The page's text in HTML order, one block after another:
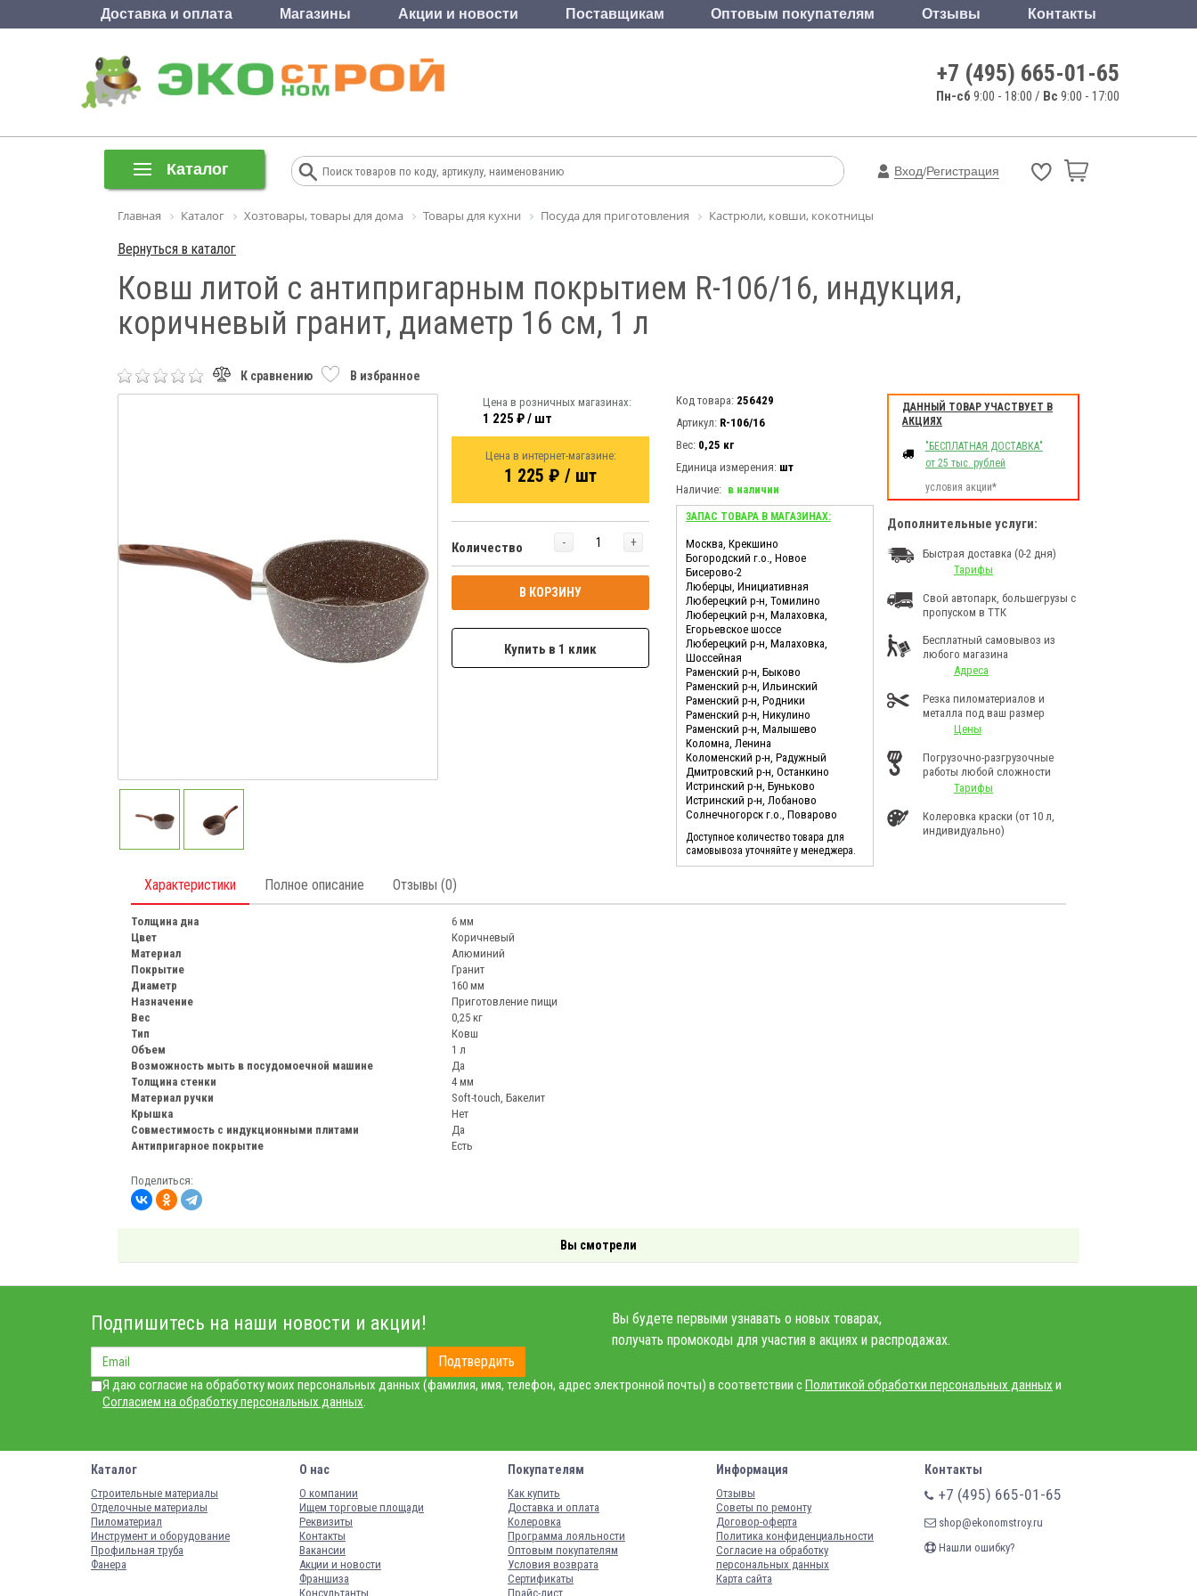
Доставка и оплата Магазины Акции и новости Поставщикам Оптовым покупателям Отзывы Контакты
+7 (495) 665-01-65
Пн-сб 9:00 - 18:00 / Вс 9:00 - 17:00
Каталог Вход/Регистрация
Главная Каталог Хозтовары, товары для дома Товары для кухни Посуда для приготовления Кастрюли, ковши, кокотницы
Вернуться в каталог
Ковш литой с антипригарным покрытием R-106/16, индукция,
коричневый гранит, диаметр 16 см, 1 л
К сравнению В избранное
Цена в розничных магазинах:
1 225 ₽ / шт
Цена в интернет-магазине:
1 225 ₽ / шт
Количество - +
В КОРЗИНУ
Купить в 1 клик
Код товара: 256429
Артикул: R-106/16
Вес: 0,25 кг
Единица измерения: шт
Наличие: в наличии
ЗАПАС ТОВАРА В МАГАЗИНАХ:
Москва, Крекшино
Богородский г.о., Новое
Бисерово-2
Люберцы, Инициативная
Люберецкий р-н, Томилино
Люберецкий р-н, Малаховка,
Егорьевское шоссе
Люберецкий р-н, Малаховка,
Шоссейная
Раменский р-н, Быково
Раменский р-н, Ильинский
Раменский р-н, Родники
Раменский р-н, Никулино
Раменский р-н, Малышево
Коломна, Ленина
Коломенский р-н, Радужный
Дмитровский р-н, Останкино
Истринский р-н, Буньково
Истринский р-н, Лобаново
Солнечногорск г.о., Поварово
Доступное количество товара для
самовывоза уточняйте у менеджера.
ДАННЫЙ ТОВАР УЧАСТВУЕТ В
АКЦИЯХ
"БЕСПЛАТНАЯ ДОСТАВКА"
от 25 тыс. рублей
условия акции*
Дополнительные услуги:
Быстрая доставка (0-2 дня)
Тарифы
Свой автопарк, большегрузы с
пропуском в ТТК
Бесплатный самовывоз из
любого магазина
Адреса
Резка пиломатериалов и
металла под ваш размер
Цены
Погрузочно-разгрузочные
работы любой сложности
Тарифы
Колеровка краски (от 10 л,
индивидуально)
Характеристики Полное описание Отзывы (0)
Толщина дна
6 мм
Цвет
Коричневый
Материал
Алюминий
Покрытие
Гранит
Диаметр
160 мм
Назначение
Приготовление пищи
Вес
0,25 кг
Тип
Ковш
Объем
1 л
Возможность мыть в посудомоечной машине
Да
Толщина стенки
4 мм
Материал ручки
Soft-touch, Бакелит
Крышка
Нет
Совместимость с индукционными плитами
Да
Антипригарное покрытие
Есть
Поделиться:
Вы смотрели
Подпишитесь на наши новости и акции!
Подтвердить
Вы будете первыми узнавать о новых товарах,
получать промокоды для участия в акциях и распродажах.
Я даю согласие на обработку моих персональных данных (фамилия, имя, телефон, адрес электронной почты) в соответствии сПолитикой обработки персональных данных и
Согласием на обработку персональных данных
Каталог
Строительные материалы
Отделочные материалы
Пиломатериал
Инструмент и оборудование
Профильная труба
Фанера
О нас
О компании
Ищем торговые площади
Реквизиты
Контакты
Вакансии
Акции и новости
Франшиза
Консультанты
Покупателям
Как купить
Доставка и оплата
Колеровка
Программа лояльности
Оптовым покупателям
Условия возврата
Сертификаты
Прайс-лист
Информация
Отзывы
Советы по ремонту
Договор-оферта
Политика конфиденциальности
Согласие на обработку
персональных данных
Карта сайта
Контакты
+7 (495) 665-01-65
shop@ekonomstroy.ru
Нашли ошибку?